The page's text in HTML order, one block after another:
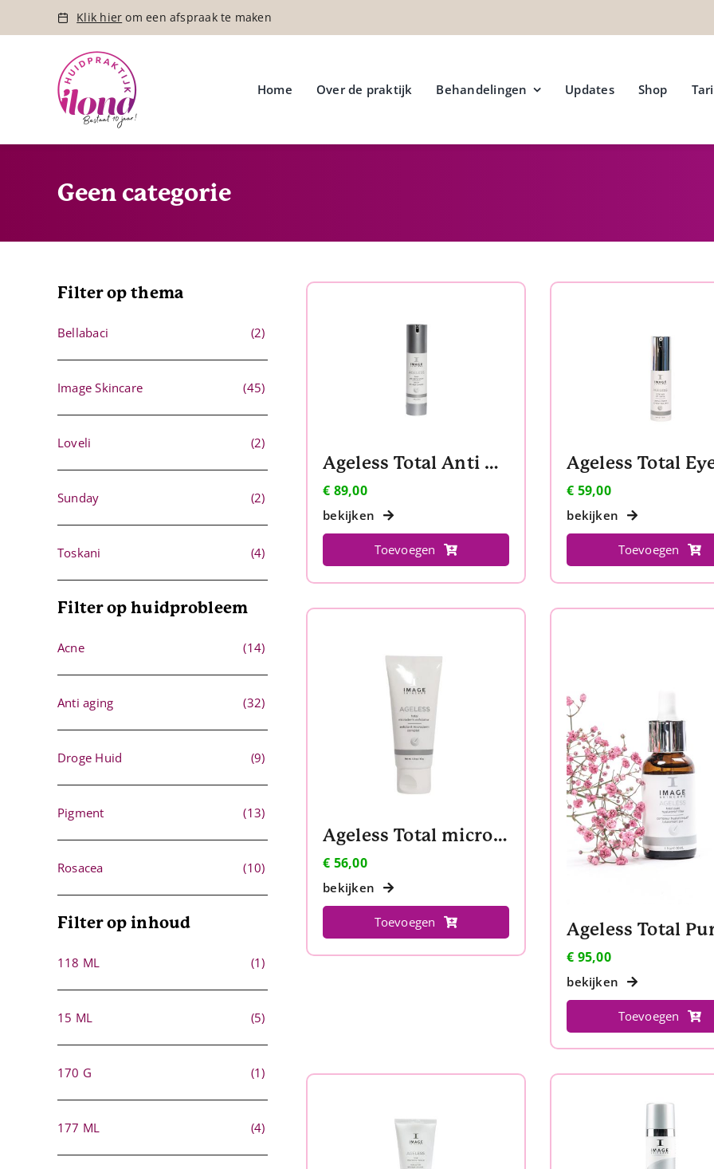
Klik hier om een afspraak te maken
Home Over de praktijk Behandelingen Updates Shop
Geen categorie
Filter op thema
Bellabaci (2)
Image Skincare (45)
Loveli (2)
Sunday (2)
Toskani (4)
Filter op huidprobleem
Acne (14)
Anti aging (32)
Droge Huid (9)
Pigment (13)
Rosacea (10)
Filter op inhoud
118 ML (1)
15 ML (5)
170 G (1)
177 ML (4)
Ageless Total Anti Aging Serum
€ 89,00
bekijken
Toevoegen
€ 59,00
bekijken
Toevoegen
Ageless Total microderm exfoliator
€ 56,00
bekijken
Toevoegen
€ 95,00
bekijken
Toevoegen